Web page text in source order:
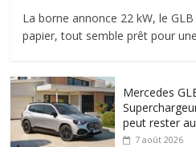
La borne annonce 22 kW, le
papier, tout semble prêt pour
Mercedes
peut rester
7 août 2026